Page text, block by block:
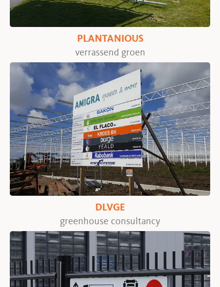
PLANTANIOUS
verrassend groen
DLVGE
greenhouse consultancy